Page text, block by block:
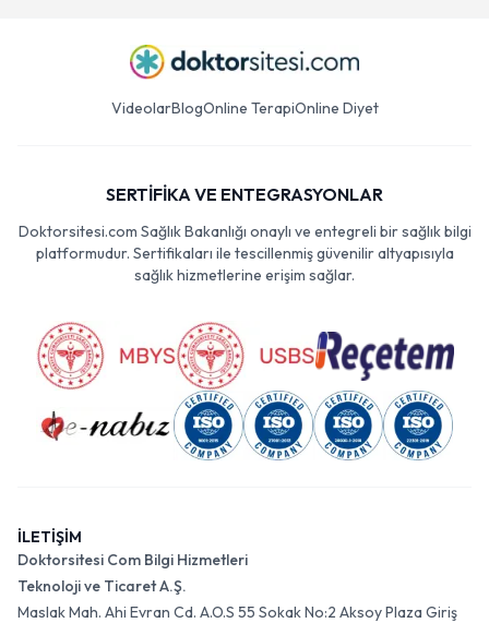
VideolarBlogOnline TerapiOnline Diyet
SERTİFİKA VE ENTEGRASYONLAR
Doktorsitesi.com Sağlık Bakanlığı onaylı ve entegreli bir sağlık bilgi
platformudur. Sertifikaları ile tescillenmiş güvenilir altyapısıyla
sağlık hizmetlerine erişim sağlar.
İLETİŞİM
Doktorsitesi Com Bilgi Hizmetleri
Teknoloji ve Ticaret A.Ş.
Maslak Mah. Ahi Evran Cd. A.O.S 55 Sokak No:2 Aksoy Plaza Giriş